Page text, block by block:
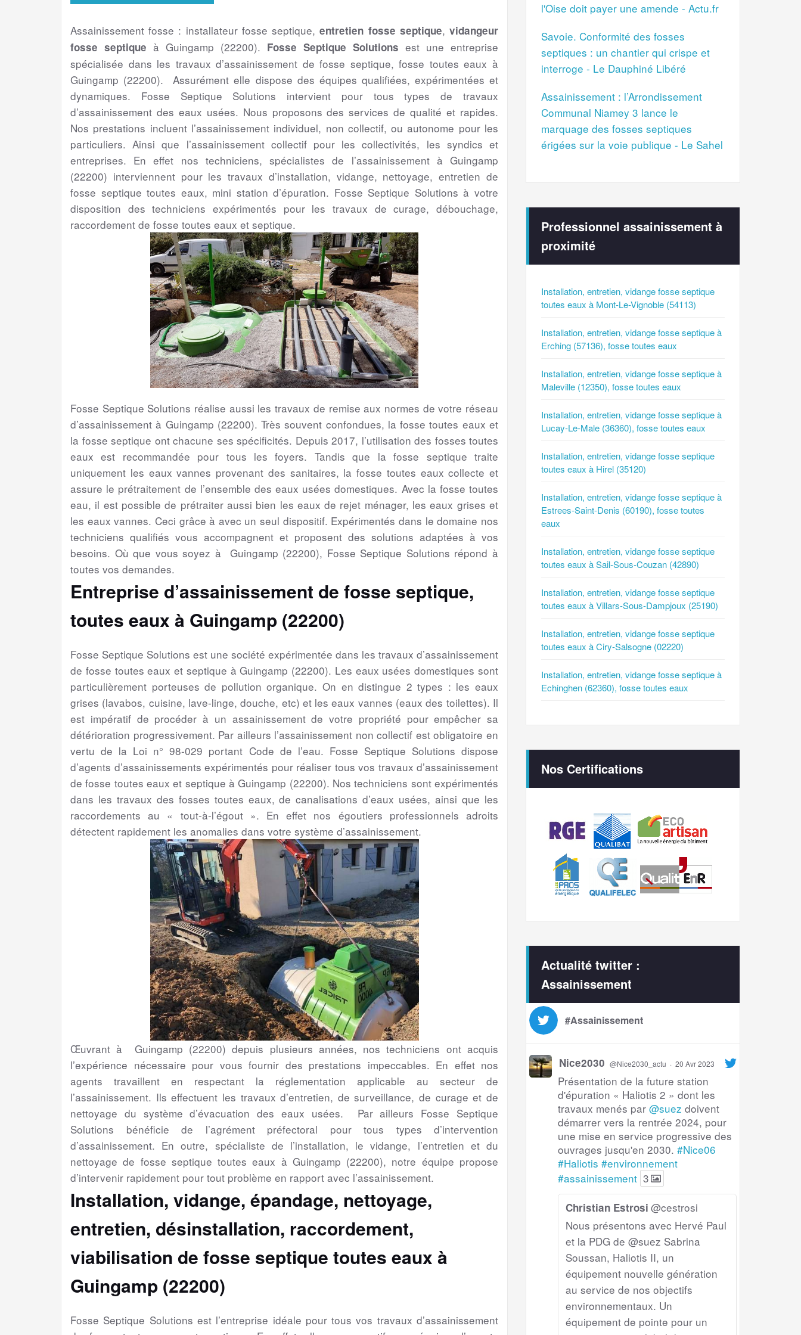
Assainissement fosse : installateur fosse septique,entretien fosse septique,vidangeur
fosse septique à Guingamp (22200). Fosse Septique Solutions est une entreprise
spécialisée dans les travaux d’assainissement de fosse septique, fosse toutes eaux à
Guingamp (22200). Assurément elle dispose des équipes qualifiées, expérimentées et
dynamiques. Fosse Septique Solutions intervient pour tous types de travaux
d’assainissement des eaux usées. Nous proposons des services de qualité et rapides.
Nos prestations incluent l’assainissement individuel, non collectif, ou autonome pour les
particuliers. Ainsi que l’assainissement collectif pour les collectivités, les syndics et
entreprises. En effet nos techniciens, spécialistes de l’assainissement à Guingamp
(22200) interviennent pour les travaux d’installation, vidange, nettoyage, entretien de
fosse septique toutes eaux, mini station d’épuration. Fosse Septique Solutions à votre
disposition des techniciens expérimentés pour les travaux de curage, débouchage,
raccordement de fosse toutes eaux et septique.
Fosse Septique Solutions réalise aussi les travaux de remise aux normes de votre réseau
d’assainissement à Guingamp (22200). Très souvent confondues, la fosse toutes eaux et
la fosse septique ont chacune ses spécificités. Depuis 2017, l’utilisation des fosses toutes
eaux est recommandée pour tous les foyers. Tandis que la fosse septique traite
uniquement les eaux vannes provenant des sanitaires, la fosse toutes eaux collecte et
assure le prétraitement de l’ensemble des eaux usées domestiques. Avec la fosse toutes
eau, il est possible de prétraiter aussi bien les eaux de rejet ménager, les eaux grises et
les eaux vannes. Ceci grâce à avec un seul dispositif. Expérimentés dans le domaine nos
techniciens qualifiés vous accompagnent et proposent des solutions adaptées à vos
besoins. Où que vous soyez à Guingamp (22200), Fosse Septique Solutions répond à
toutes vos demandes.
Entreprise d’assainissement de fosse septique,
toutes eaux à Guingamp (22200)
Fosse Septique Solutions est une société expérimentée dans les travaux d’assainissement
de fosse toutes eaux et septique à Guingamp (22200). Les eaux usées domestiques sont
particulièrement porteuses de pollution organique. On en distingue 2 types : les eaux
grises (lavabos, cuisine, lave-linge, douche, etc) et les eaux vannes (eaux des toilettes). Il
est impératif de procéder à un assainissement de votre propriété pour empêcher sa
détérioration progressivement. Par ailleurs l’assainissement non collectif est obligatoire en
vertu de la Loi n° 98-029 portant Code de l’eau. Fosse Septique Solutions dispose
d’agents d’assainissements expérimentés pour réaliser tous vos travaux d’assainissement
de fosse toutes eaux et septique à Guingamp (22200). Nos techniciens sont expérimentés
dans les travaux des fosses toutes eaux, de canalisations d’eaux usées, ainsi que les
raccordements au « tout-à-l’égout ». En effet nos égoutiers professionnels adroits
détectent rapidement les anomalies dans votre système d’assainissement.
Œuvrant à Guingamp (22200) depuis plusieurs années, nos techniciens ont acquis
l’expérience nécessaire pour vous fournir des prestations impeccables. En effet nos
agents travaillent en respectant la réglementation applicable au secteur de
l’assainissement. Ils effectuent les travaux d’entretien, de surveillance, de curage et de
nettoyage du système d’évacuation des eaux usées. Par ailleurs Fosse Septique
Solutions bénéficie de l’agrément préfectoral pour tous types d’intervention
d’assainissement. En outre, spécialiste de l’installation, le vidange, l’entretien et du
nettoyage de fosse septique toutes eaux à Guingamp (22200), notre équipe propose
d’intervenir rapidement pour tout problème en rapport avec l’assainissement.
Installation, vidange, épandage, nettoyage,
entretien, désinstallation, raccordement,
viabilisation de fosse septique toutes eaux à
Guingamp (22200)
Fosse Septique Solutions est l’entreprise idéale pour tous vos travaux d’assainissement
l'Oise doit payer une amende - Actu.fr
Savoie. Conformité des fosses
septiques : un chantier qui crispe et
interroge - Le Dauphiné Libéré
Assainissement : l’Arrondissement
Communal Niamey 3 lance le
marquage des fosses septiques
érigées sur la voie publique - Le Sahel
Professionnel assainissement à
proximité
Installation, entretien, vidange fosse septique
toutes eaux à Mont-Le-Vignoble (54113)
Installation, entretien, vidange fosse septique à
Erching (57136), fosse toutes eaux
Installation, entretien, vidange fosse septique à
Maleville (12350), fosse toutes eaux
Installation, entretien, vidange fosse septique à
Lucay-Le-Male (36360), fosse toutes eaux
Installation, entretien, vidange fosse septique
toutes eaux à Hirel (35120)
Installation, entretien, vidange fosse septique à
Estrees-Saint-Denis (60190), fosse toutes
eaux
Installation, entretien, vidange fosse septique
toutes eaux à Sail-Sous-Couzan (42890)
Installation, entretien, vidange fosse septique
toutes eaux à Villars-Sous-Dampjoux (25190)
Installation, entretien, vidange fosse septique
toutes eaux à Ciry-Salsogne (02220)
Installation, entretien, vidange fosse septique à
Echinghen (62360), fosse toutes eaux
Nos Certifications
Actualité twitter :
Assainissement
#Assainissement
Nice2030 @Nice2030_actu · 20 Avr 2023
Présentation de la future station
d'épuration « Haliotis 2 » dont les
travaux menés par @suez doivent
démarrer vers la rentrée 2024, pour
une mise en service progressive des
ouvrages jusqu'en 2030. #Nice06
#Haliotis #environnement
#assainissement 3
Christian Estrosi @cestrosi
Nous présentons avec Hervé Paul
et la PDG de @suez Sabrina
Soussan, Haliotis II, un
équipement nouvelle génération
au service de nos objectifs
environnementaux. Un
équipement de pointe pour un